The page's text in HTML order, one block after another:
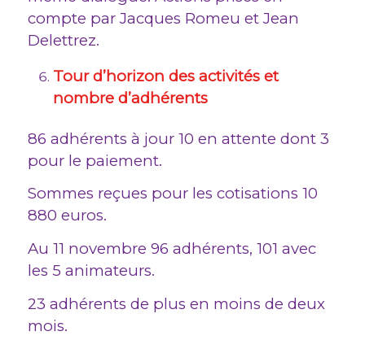
compte par Jacques Romeu et Jean
Delettrez.
Tour d’horizon des activités et
nombre d’adhérents
86 adhérents à jour 10 en attente dont 3
pour le paiement.
Sommes reçues pour les cotisations 10
880 euros.
Au 11 novembre 96 adhérents, 101 avec
les 5 animateurs.
23 adhérents de plus en moins de deux
mois.